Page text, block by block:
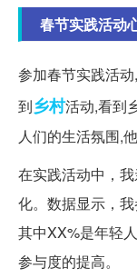
春节实践活动
参加春节实践活
到乡村活动,看到
人们的生活氛围,
在实践活动中，
化。数据显示，
其中XX%是年轻
参与度的提高。